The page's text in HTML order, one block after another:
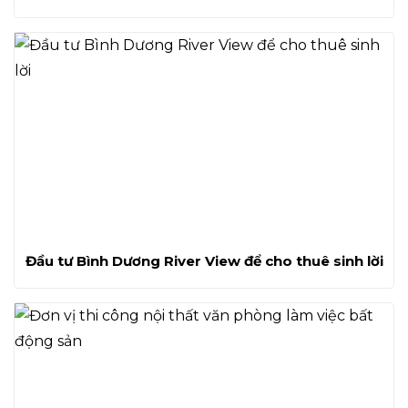
Đầu tư Bình Dương River View để cho thuê sinh lời